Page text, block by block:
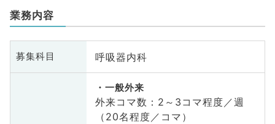
業務内容
募集科目 呼吸器内科
一般外来
外来コマ数：2～3コマ程度／週
（20名程度／コマ）